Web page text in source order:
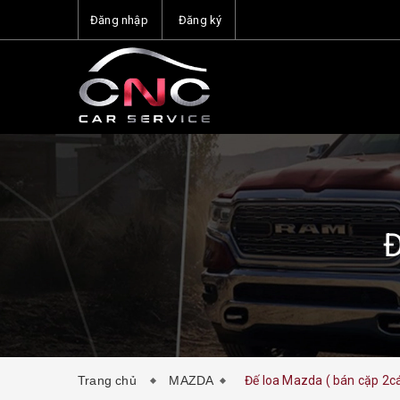
Đăng nhập Đăng ký
Trang chủ MAZDA Đế loa Mazda ( bán cặp